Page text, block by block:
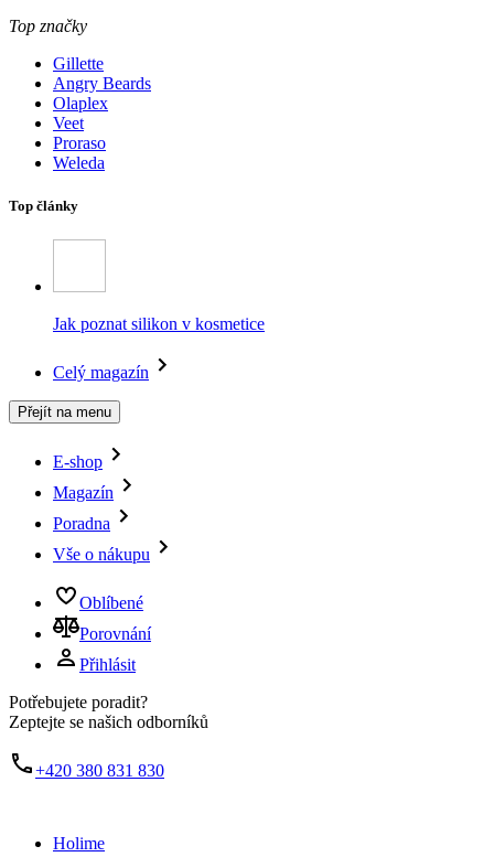
Top značky
Gillette
Angry Beards
Olaplex
Veet
Proraso
Weleda
Top články
Jak poznat silikon v kosmetice
Celý magazín
Přejít na menu
E-shop
Magazín
Poradna
Vše o nákupu
Oblíbené
Porovnání
Přihlásit
Potřebujete poradit?
Zeptejte se našich odborníků
+420 380 831 830
Holime